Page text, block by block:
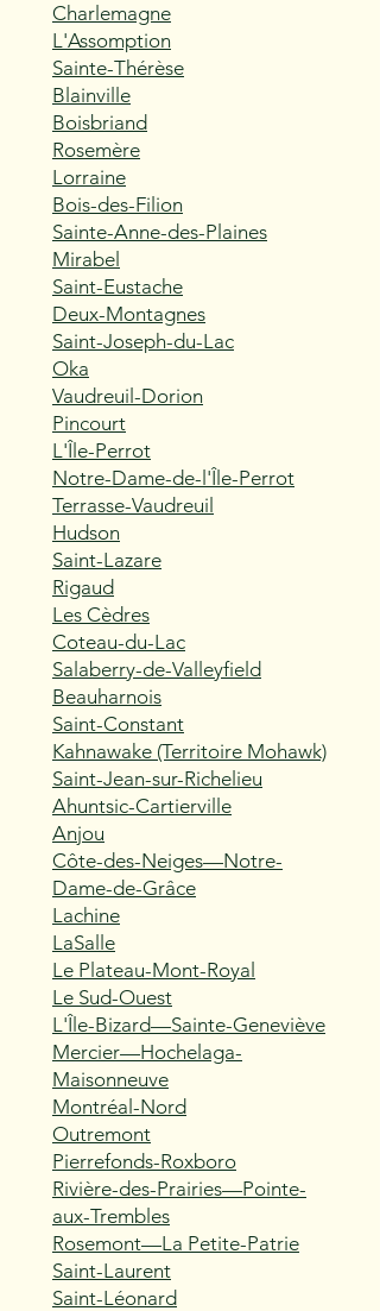
Charlemagne
L'Assomption
Sainte-Thérèse
Blainville
Boisbriand
Rosemère
Lorraine
Bois-des-Filion
Sainte-Anne-des-Plaines
Mirabel
Saint-Eustache
Deux-Montagnes
Saint-Joseph-du-Lac
Oka
Vaudreuil-Dorion
Pincourt
L'Île-Perrot
Notre-Dame-de-l'Île-Perrot
Terrasse-Vaudreuil
Hudson
Saint-Lazare
Rigaud
Les Cèdres
Coteau-du-Lac
Salaberry-de-Valleyfield
Beauharnois
Saint-Constant
Kahnawake (Territoire Mohawk)
Saint-Jean-sur-Richelieu
Ahuntsic-Cartierville
Anjou
Côte-des-Neiges—Notre-
Dame-de-Grâce
Lachine
LaSalle
Le Plateau-Mont-Royal
Le Sud-Ouest
L'Île-Bizard—Sainte-Geneviève
Mercier—Hochelaga-
Maisonneuve
Montréal-Nord
Outremont
Pierrefonds-Roxboro
Rivière-des-Prairies—Pointe-
aux-Trembles
Rosemont—La Petite-Patrie
Saint-Laurent
Saint-Léonard